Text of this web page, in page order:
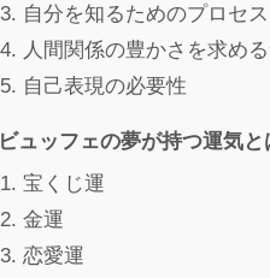
自分を知るためのプロセス
人間関係の豊かさを求め
自己表現の必要性
ビュッフェの夢が持つ運気と
宝くじ運
金運
恋愛運